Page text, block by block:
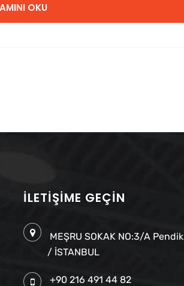
OKU
İLETIŞIME GEÇIN
MEŞRU SOKAK NO:3/A Pendik
/ İSTANBUL
+90 216 491 44 82